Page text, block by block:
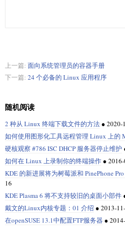
上一篇: 面向系统管理员的容器手册
下一篇: 24 个必备的 Linux 应用程序
随机阅读
2 种从 Linux 终端下载文件的方法 ● 2020-
如何使用图形化工具远程管理 Linux 上的
硬核观察 #786 ISC DHCP 服务器停止维护
如何在 Linux 上录制你的终端操作 ●
KDE 的新进展将为树莓派和 PinePhone
16
KDE Plasma 6 将不支持较旧的桌面小部件
戴文的Linux内核专题：01 介绍 ● 2013-
在openSUSE 13.1中配置FTP服务器 ●